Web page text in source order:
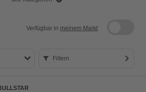
Verfügbar in meinem Markt
Filtern